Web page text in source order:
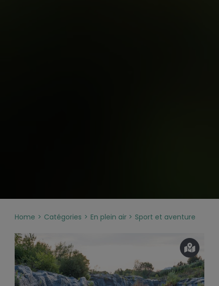
Home Catégories En plein air Sport et aventure